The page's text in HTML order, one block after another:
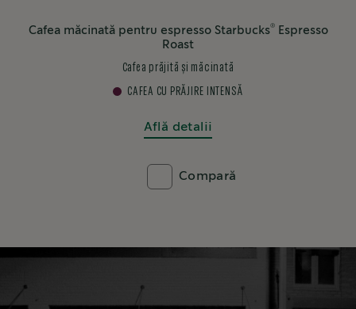
Cafea boabe Starbucks
Cafea prăjită, boabe
CAFEA CU PRĂJIRE INTENSĂ
Află detalii
Compară